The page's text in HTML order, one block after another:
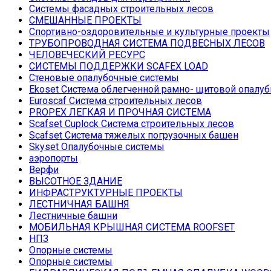
Системы фасадных строительных лесов
СМЕШАННЫЕ ПРОЕКТЫ
Спортивно-оздоровительные и культурные проекты
ТРУБОПРОВОДНАЯ СИСТЕМА ПОДВЕСНЫХ ЛЕСОВ
ЧЕЛОВЕЧЕСКИЙ РЕСУРС
СИСТЕМЫ ПОДДЕРЖКИ SCAFEX LOAD
Стеновые опалубочные системы
Ekoset Система облегченной рамно- щитовой
Euroscaf Система строительных лесов
PROPEX ЛЕГКАЯ И ПРОЧНАЯ СИСТЕМА
Scafset Cuplock Система строительных лесов
Scafset Система тяжелых погрузочных башен
Skyset Опалубочные системы
аэропорты
Верфи
ВЫСОТНОЕ ЗДАНИЕ
ИНФРАСТРУКТУРНЫЕ ПРОЕКТЫ
ЛЕСТНИЧНАЯ БАШНЯ
Лестничные башни
МОБИЛЬНАЯ КРЫШНАЯ СИСТЕМА ROOFSET
НПЗ
Опорные системы
Опорные системы